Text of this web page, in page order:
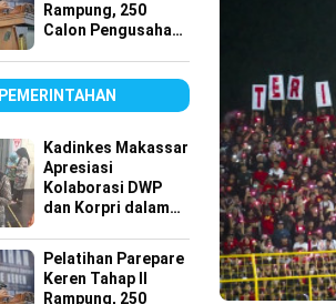
Rampung, 250
Calon Pengusaha
PEMERINTAHAN
Kadinkes Makassar
Apresiasi
Kolaborasi DWP
dan Korpri dalam
Pelatihan Parepare
Keren Tahap II
Rampung, 250